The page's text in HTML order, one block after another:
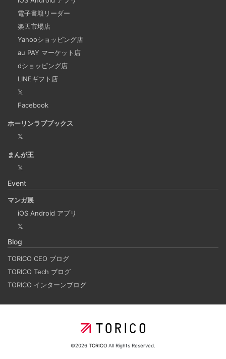
2025-03-21
についてご紹介します。 Slackでは、業務で決めたことや会
議の開始前にリマインダーを設定しておくと、とても便利
です。 忙しいと、いくらスケジュールを頭に入れていて
も、仕事に没頭してしまい、他の業務や会議の開始時間を
過ぎてしまうことがあります。そんな経験がある方には、
この機能が非常に役立つと思います。
Laravelを使って簡単にReactを開発できる環境を作
成する
2025-03-18
Laravelを使って簡単にReactの開発環境を構築する。 以前
はPython（Django）＋React（TypeScript）で挫折した
が、今回は得意なPHP（Laravel）をバックエンドにするこ
とで、Reactの学習に集中できる環境を整える。 また、低
コストで構築し、トラブル時の原因特定を容易にすること
を目的としています。
ホーリンラブブックスのリニューアルした時の話
ラブブックスがあります。
電子書籍リーダー
楽天市場店
Yahooショッピング店
au PAY マーケット店
dショッピング店
LINEギフト店
𝕏
Facebook
ホーリンラブブックス
𝕏
まんが王
𝕏
Event
マンガ展
iOS Android アプリ
𝕏
Blog
TORICO CEO ブログ
TORICO Tech ブログ
TORICO インターンブログ
©2026 TORICO All Rights Reserved.